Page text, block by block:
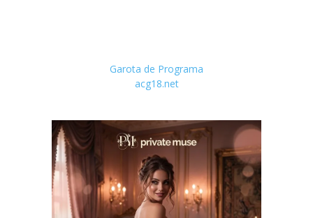
Garota de Programa
acg18.net